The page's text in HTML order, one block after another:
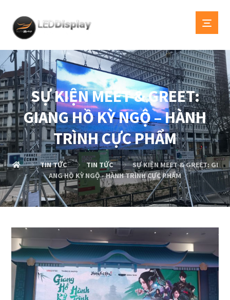
SỰ KIỆN MEET & GREET:
GIANG HỒ KỲ NGỘ – HÀNH
TRÌNH CỰC PHẨM
TIN TỨC TIN TỨC
SỰ KIỆN MEET & GREET: GI
ANG HỒ KỲ NGỘ - HÀNH TRÌNH CỰC PHẨM